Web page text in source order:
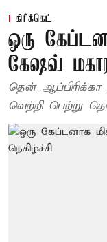
கிரிக்கெட்
ஒரு
கேஷவ்
தென்
வெற்றி பெற்று